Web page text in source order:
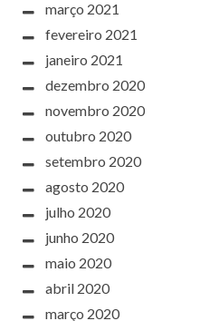
março 2021
fevereiro 2021
janeiro 2021
dezembro 2020
novembro 2020
outubro 2020
setembro 2020
agosto 2020
julho 2020
junho 2020
maio 2020
abril 2020
março 2020